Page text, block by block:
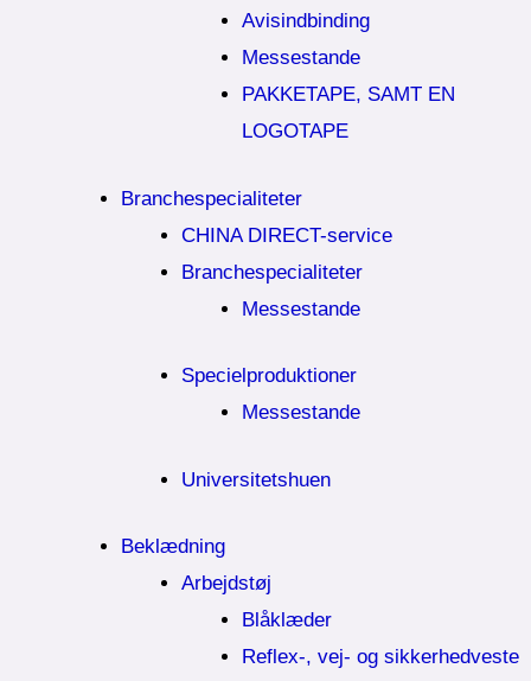
Avisindbinding
Messestande
PAKKETAPE, SAMT EN
LOGOTAPE
Branchespecialiteter
CHINA DIRECT-service
Branchespecialiteter
Messestande
Specielproduktioner
Messestande
Universitetshuen
Beklædning
Arbejdstøj
Blåklæder
Reflex-, vej- og sikkerhedveste